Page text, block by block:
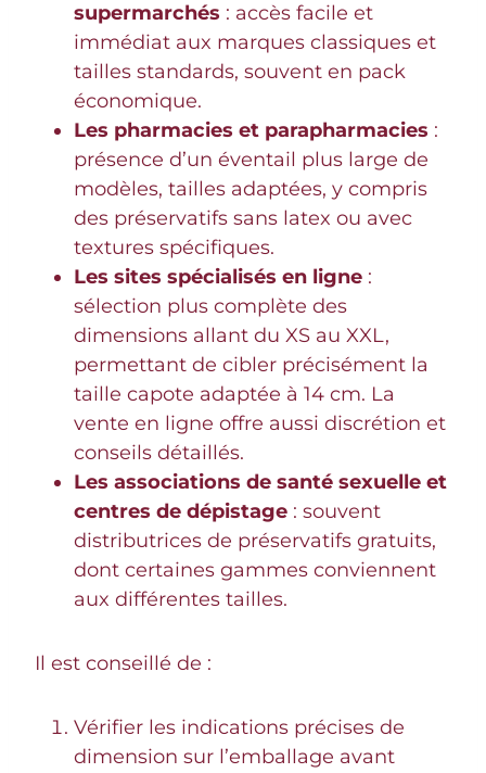
supermarchés : accès facile et
immédiat aux marques classiques et
tailles standards, souvent en pack
économique.
Les pharmacies et parapharmacies :
présence d’un éventail plus large de
modèles, tailles adaptées, y compris
des préservatifs sans latex ou avec
textures spécifiques.
Les sites spécialisés en ligne :
sélection plus complète des
dimensions allant du XS au XXL,
permettant de cibler précisément la
taille capote adaptée à 14 cm. La
vente en ligne offre aussi discrétion et
conseils détaillés.
Les associations de santé sexuelle et
centres de dépistage : souvent
distributrices de préservatifs gratuits,
dont certaines gammes conviennent
aux différentes tailles.
Il est conseillé de :
Vérifier les indications précises de
dimension sur l’emballage avant